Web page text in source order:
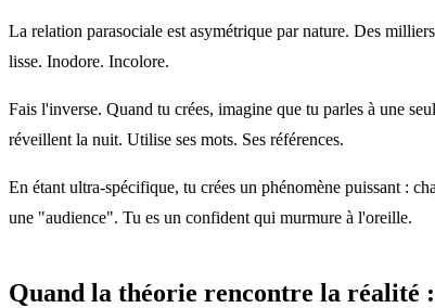
La relation parasociale est asymétrique par nature. Des
lisse. Inodore. Incolore.
Fais l'inverse. Quand tu crées, imagine que tu parles à une
réveillent la nuit. Utilise ses mots. Ses références.
En étant ultra-spécifique, tu crées un phénomène puissant :
une "audience". Tu es un confident qui murmure à l'oreille.
Quand la théorie rencontre la réalité